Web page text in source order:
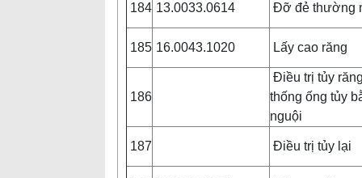
184 13.0033.0614 Đỡ đẻ thường
185 16.0043.1020 Lấy cao răng
186
Điều trị tủy
thống ống tủy
nguội
187 Điều trị tủy lại